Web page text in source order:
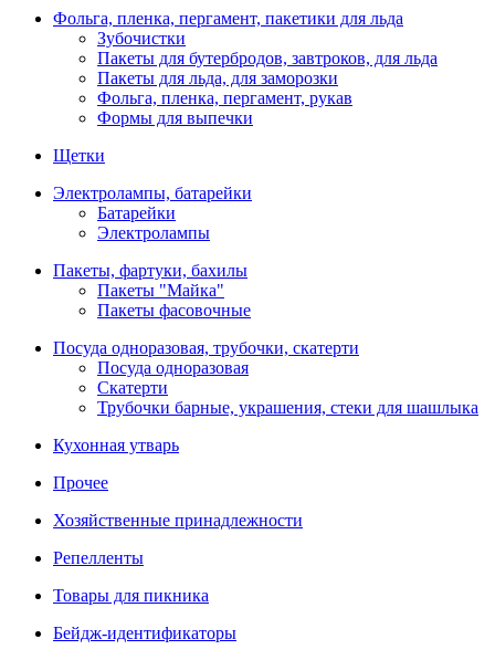
Фольга, пленка, пергамент, пакетики для льда
Зубочистки
Пакеты для бутербродов, завтроков, для льда
Пакеты для льда, для заморозки
Фольга, пленка, пергамент, рукав
Формы для выпечки
Щетки
Электролампы, батарейки
Батарейки
Электролампы
Пакеты, фартуки, бахилы
Пакеты "Майка"
Пакеты фасовочные
Посуда одноразовая, трубочки, скатерти
Посуда одноразовая
Скатерти
Трубочки барные, украшения, стеки для шашлыка
Кухонная утварь
Прочее
Хозяйственные принадлежности
Репелленты
Товары для пикника
Бейдж-идентификаторы